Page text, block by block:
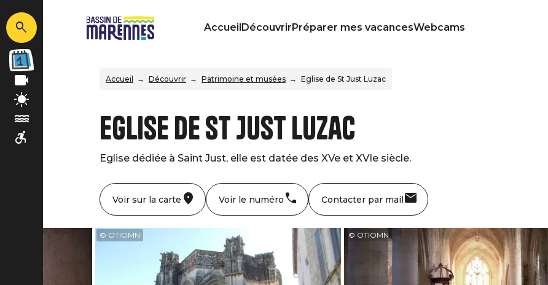
AccueilDécouvrirPréparer mes vacancesWebcams
Accueil Découvrir Patrimoine et musées Eglise de St Just Luzac
Eglise de St Just Luzac
Eglise dédiée à Saint Just, elle est datée des XVe et XVIe siècle.
Voir sur la carte Voir le numéro Contacter par mail
© OTIOMN © OTIOMN